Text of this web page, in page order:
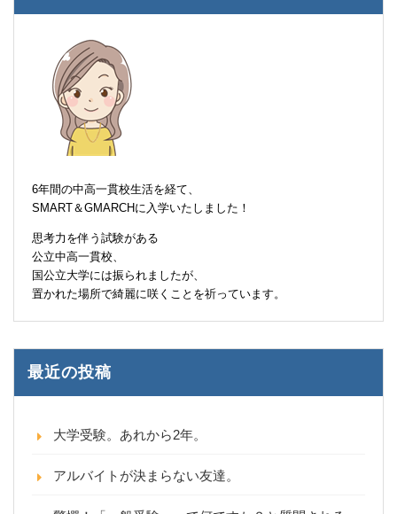
6年間の中高一貫校生活を経て、
SMART＆GMARCHに入学いたしました！
思考力を伴う試験がある
公立中高一貫校、
国公立大学には振られましたが、
置かれた場所で綺麗に咲くことを祈っています。
最近の投稿
大学受験。あれから2年。
アルバイトが決まらない友達。